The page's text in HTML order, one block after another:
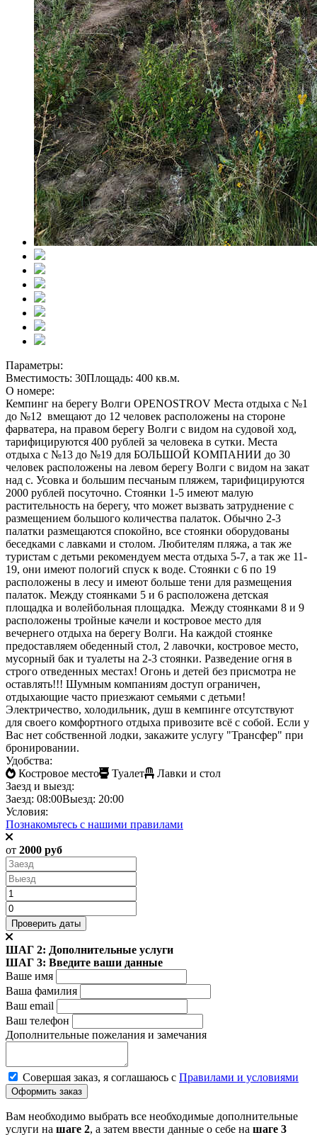
Параметры:
Вместимость: 30Площадь: 400 кв.м.
О номере:
Кемпинг на берегу Волги OPENOSTROV Места отдыха с №1
до №12 вмещают до 12 человек расположены на стороне
фарватера, на правом берегу Волги с видом на судовой ход,
тарифицируются 400 рублей за человека в сутки. Места
отдыха с №13 до №19 для БОЛЬШОЙ КОМПАНИИ до 30
человек расположены на левом берегу Волги с видом на закат
над с. Усовка и большим песчаным пляжем, тарифицируются
2000 рублей посуточно. Стоянки 1-5 имеют малую
растительность на берегу, что может вызвать затруднение с
размещением большого количества палаток. Обычно 2-3
палатки размещаются спокойно, все стоянки оборудованы
беседками с лавками и столом. Любителям пляжа, а так же
туристам с детьми рекомендуем места отдыха 5-7, а так же 11-
19, они имеют пологий спуск к воде. Стоянки с 6 по 19
расположены в лесу и имеют больше тени для размещения
палаток. Между стоянками 5 и 6 расположена детская
площадка и волейбольная площадка. Между стоянками 8 и 9
расположены тройные качели и костровое место для
вечернего отдыха на берегу Волги. На каждой стоянке
предоставляем обеденный стол, 2 лавочки, костровое место,
мусорный бак и туалеты на 2-3 стоянки. Разведение огня в
строго отведенных местах! Огонь и детей без присмотра не
оставлять!!! Шумным компаниям доступ ограничен,
отдыхающие часто приезжают семьями с детьми!
Электричество, холодильник, душ в кемпинге отсутствуют
для своего комфортного отдыха привозите всё с собой. Если у
Вас нет собственной лодки, закажите услугу "Трансфер" при
бронировании.
Удобства:
Костровое место
Туалет
Лавки и стол
Заезд и выезд:
Заезд: 08:00Выезд: 20:00
Условия:
Познакомьтесь с нашими правилами
от 2000 руб
ШАГ 2: Дополнительные услуги
ШАГ 3: Введите ваши данные
Ваше имя
Ваша фамилия
Ваш email
Ваш телефон
Дополнительные пожелания и замечания
Совершая заказ, я соглашаюсь с Правилами и условиями
Вам необходимо выбрать все необходимые дополнительные
услуги на шаге 2, а затем ввести данные о себе на шаге 3